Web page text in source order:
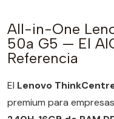
All-in-One
50a G5 — El
Referencia
El Lenovo
premium para